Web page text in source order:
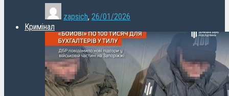
zapsich, 26/01/2026
Кримінал